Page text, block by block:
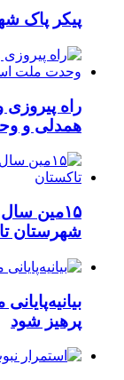
پیکر پاک
راه
همدلی و
۱۵مین
شهرستان
پرهیز شود